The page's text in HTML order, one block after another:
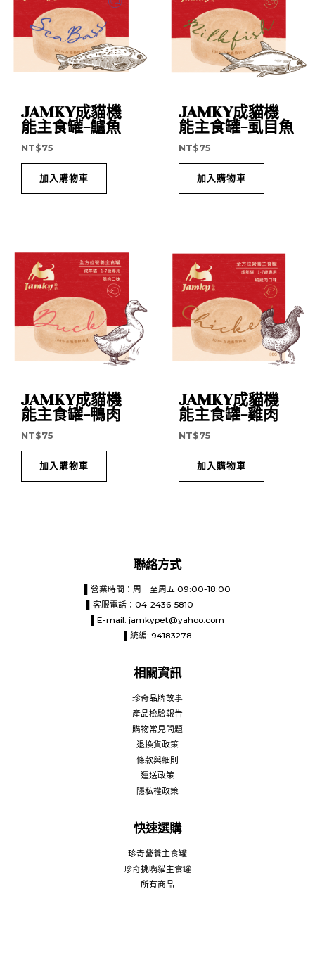
JAMKY成貓機
能主食罐-鱸魚
NT$75
加入購物車
JAMKY成貓機
能主食罐-虱目魚
NT$75
加入購物車
JAMKY成貓機
能主食罐-鴨肉
NT$75
加入購物車
JAMKY成貓機
能主食罐-雞肉
NT$75
加入購物車
聯絡方式
▌營業時間：周一至周五 09:00-18:00
▌客服電話：04-2436-5810
▌E-mail: jamkypet@yahoo.com
▌統編: 94183278
相關資訊
珍奇品牌故事
產品檢驗報告
購物常見問題
退換貨政策
條款與細則
運送政策
隱私權政策
快速選購
珍奇營養主食罐
珍奇挑嘴貓主食罐
所有商品